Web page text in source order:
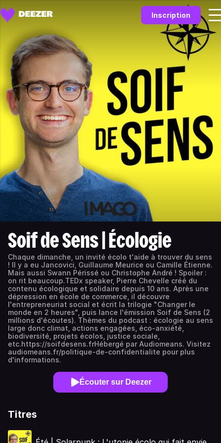
Inscription
Soif de Sens | Écologie
Chaque dimanche, un invité écolo t'aide à trouver du sens
! Il y a eu Jancovici, Guillaume Meurice ou Camille Étienne.
Mais aussi Swann Périssé ou Christophe André ! Spoiler :
on rit beaucoup.TEDx speaker, Pierre Chevelle créé du
contenu écologique et solidaire depuis 10 ans. Après une
dépression en école de commerce, il découvre
l'entrepreneuriat social et écrit la trilogie "Changer le
monde en 2 heures", puis lance l'émission Soif de Sens (2
millions d'écoutes). Thèmes du podcast : écologie au sens
large donc climat, actions engagées, éco-anxiété,
biodiversité, projets écolos, justice sociale,
etc.https://soifdesens.frHébergé par Audiomeans. Visitez
audiomeans.fr/politique-de-confidentialite pour plus
d'informations.
Écouter sur Deezer
Titres